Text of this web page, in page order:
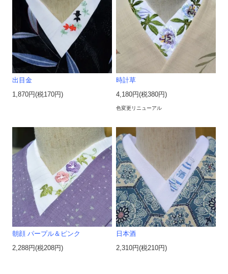
出目金
1,870円(税170円)
時計草
4,180円(税380円)
色変更リニューアル
朝顔 パープル＆ピンク
2,288円(税208円)
日本酒
2,310円(税210円)